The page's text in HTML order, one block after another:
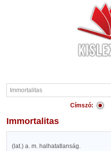
Címszó:
Immortalitas
(lat.) a. m. halhatatlanság.